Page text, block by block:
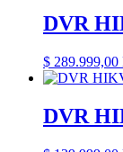
DVR
$ 289.999,00
DVR